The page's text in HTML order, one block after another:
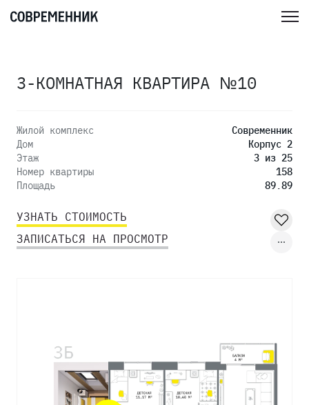
3-КОМНАТНАЯ КВАРТИРА №10
Жилой комплекс
Современник
Дом
Корпус 2
Этаж
3 из 25
Номер квартиры
158
Площадь
89.89
УЗНАТЬ СТОИМОСТЬ
ЗАПИСАТЬСЯ НА ПРОСМОТР